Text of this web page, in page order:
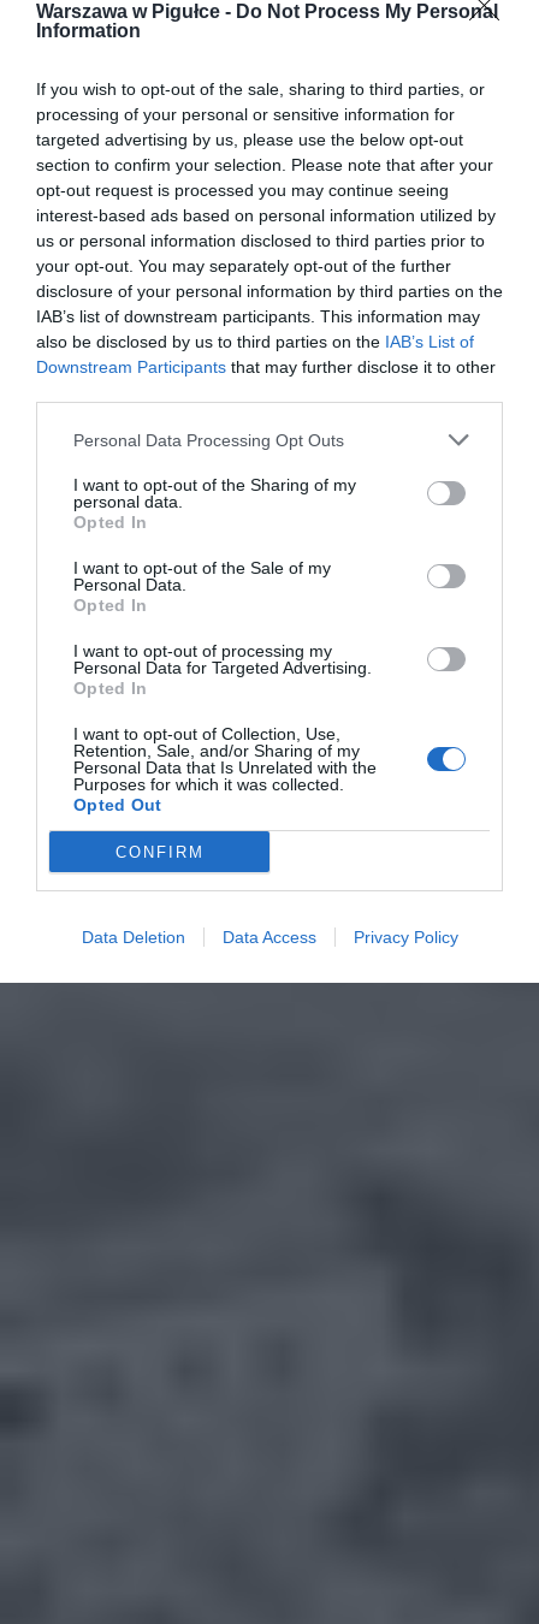
Warszawa w Pigułce - Do Not Process My Personal
Information
If you wish to opt-out of the sale, sharing to third parties, or
processing of your personal or sensitive information for
targeted advertising by us, please use the below opt-out
section to confirm your selection. Please note that after your
opt-out request is processed you may continue seeing
interest-based ads based on personal information utilized by
us or personal information disclosed to third parties prior to
your opt-out. You may separately opt-out of the further
disclosure of your personal information by third parties on the
IAB’s list of downstream participants. This information may
also be disclosed by us to third parties on the IAB’s List of
Downstream Participants that may further disclose it to other
Personal Data Processing Opt Outs
I want to opt-out of the Sharing of my
personal data.
Opted In
I want to opt-out of the Sale of my
Personal Data.
Opted In
I want to opt-out of processing my
Personal Data for Targeted Advertising.
Opted In
I want to opt-out of Collection, Use,
Retention, Sale, and/or Sharing of my
Personal Data that Is Unrelated with the
Purposes for which it was collected.
Opted Out
CONFIRM
Data Deletion Data Access Privacy Policy